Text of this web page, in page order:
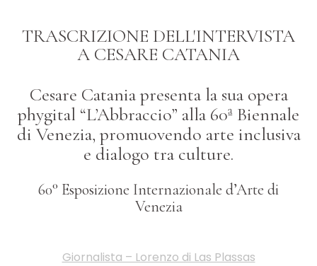
TRASCRIZIONE DELL'INTERVISTA
A CESARE CATANIA
Cesare Catania presenta la sua opera
phygital “L’Abbraccio” alla 60ª Biennale
di Venezia, promuovendo arte inclusiva
e dialogo tra culture.
60° Esposizione Internazionale d’Arte di
Venezia
Giornalista – Lorenzo di Las Plassas